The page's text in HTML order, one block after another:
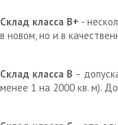
Склад класса В+ -
в новом, но и в
Склад класса В –
менее 1 на 2000 кв. м).